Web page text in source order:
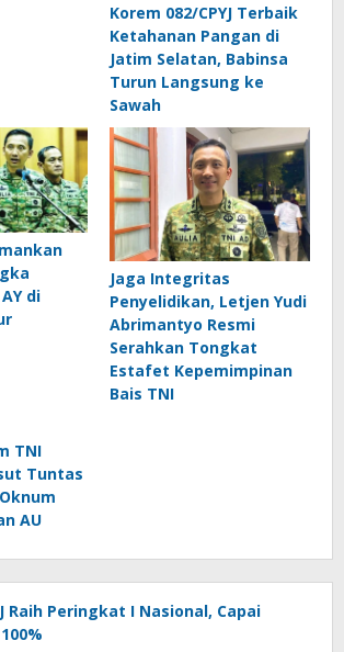
Korem 082/CPYJ Terbaik
Ketahanan Pangan di
Jatim Selatan, Babinsa
Turun Langsung ke
Sawah
di
Jaga Integritas
Penyelidikan, Letjen Yudi
Abrimantyo Resmi
Serahkan Tongkat
Estafet Kepemimpinan
Bais TNI
TNI
Tuntas
AU
Raih Peringkat I Nasional, Capai